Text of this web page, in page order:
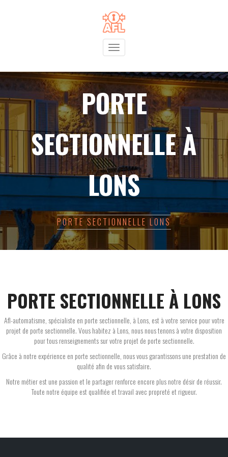
Toggle
navigation
PORTE
SECTIONNELLE À
LONS
PORTE SECTIONNELLE LONS
PORTE SECTIONNELLE À LONS
Afl-automatisme, spécialiste en porte sectionnelle, à Lons, est à votre service pour votre
projet de porte sectionnelle. Vous habitez à Lons, nous nous tenons à votre disposition
pour tous renseignements sur votre projet de porte sectionnelle.
Grâce à notre expérience en porte sectionnelle, nous vous garantissons une prestation de
qualité afin de vous satisfaire.
Notre métier est une passion et le partager renforce encore plus notre désir de réussir.
Toute notre équipe est qualifiée et travail avec propreté et rigueur.